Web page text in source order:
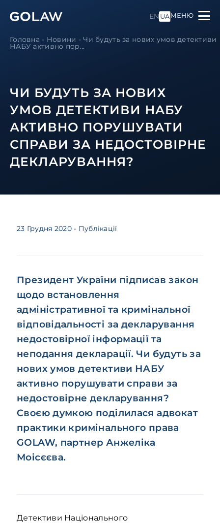
EN UAМЕНЮ
Головна - Новини -Чи будуть за нових умов детективи
НАБУ активно пор...
ЧИ БУДУТЬ ЗА НОВИХ
УМОВ ДЕТЕКТИВИ НАБУ
АКТИВНО ПОРУШУВАТИ
СПРАВИ ЗА НЕДОСТОВІРНЕ
ДЕКЛАРУВАННЯ?
23 Грудня 2020 - Публікації
Президент України підписав закон
щодо встановлення
адміністративної та кримінальної
відповідальності за декларування
недостовірної інформації та
неподання декларації. Чи будуть за
нових умов детективи НАБУ
активно порушувати справи за
недостовірне декларування?
Своєю думкою поділилася адвокат
практики кримінального права
GOLAW, партнер Анжеліка
Моісєєва.
Детективи Національного